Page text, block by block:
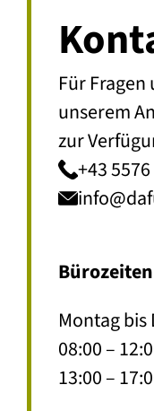
Für
unserem
zur
+43
Bürozeiten
Montag
08:00 –
13:00 –